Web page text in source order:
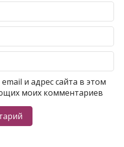
и адрес сайта в этом
моих комментариев